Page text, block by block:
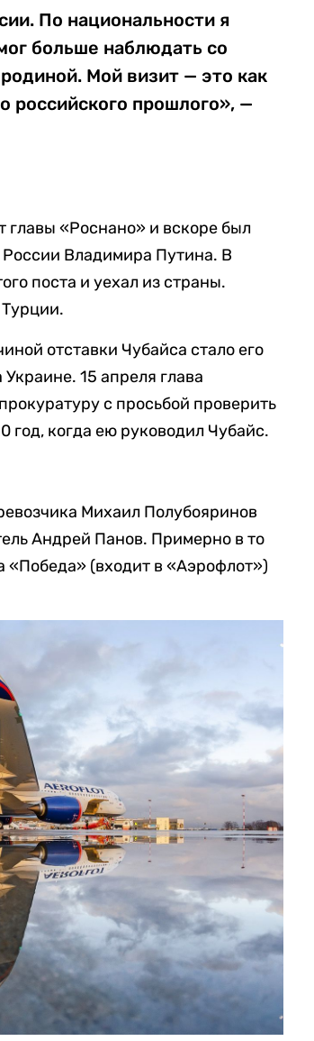
По национальности я
больше наблюдать со
Мой визит — это как
российского прошлого», —
главы «Роснано» и вскоре был
Владимира Путина. В
поста и уехал из страны.
отставки Чубайса стало его
15 апреля глава
с просьбой проверить
год, когда ею руководил Чубайс.
Михаил Полубояринов
Андрей Панов. Примерно в то
«Победа» (входит в «Аэрофлот»)